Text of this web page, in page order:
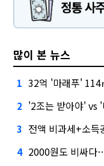
많이 본 뉴스
1 32억 '마래푸' 114㎡
2 '2조는 받아야' vs
3 전액 비과세+소득
4 2000원도 비싸다…